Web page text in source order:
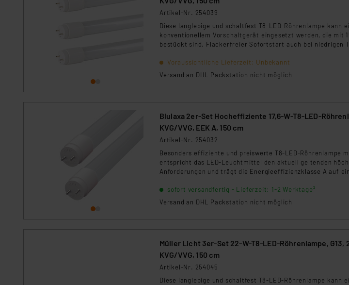
Für die USA besteht kein Angemessenheitsbeschluss der EU. Dies
Datenschutz nach EU-Standards eingestuft wird. So besteht etwa
Daten in Überwachungsprogrammen verarbeiten, ohne dass
Unsere Kooperation mit diesen Dienstleistern stützt sich auf die
Kommission sowie einer eigenen Beurteilung der mit der
Daten, verbundenen Risiken.“
Artikel-Nr. 254039
Diese langlebige und schaltfest T8-LED-Röhrenlampe kann
konventionellem Vorschaltgerät eingesetzt werden, die mit
bestückt sind. Flackerfreier Sofortstart auch bei niedrigen
Voraussichtliche Lieferzeit: Unbekannt
Versand an DHL Packstation nicht möglich
Blulaxa 2er-Set Hocheffiziente 17,6-W-T8-LED-
KVG/VVG, EEK A, 150 cm
Artikel-Nr. 254032
Besonders effiziente und preiswerte T8-LED-Röhrenlampe
entspricht das LED-Leuchtmittel den aktuell geltenden
Anforderungen und trägt die Energieeffizienzklasse A auf
Strompreise und für nachhaltiges Energiesparen.
sparen Sie bares Geld.
sofort versandfertig - Lieferzeit: 1-2 Werktage²
Versand an DHL Packstation nicht möglich
Müller Licht 3er-Set 22-W-T8-LED-Röhrenlampe, G13,
KVG/VVG, 150 cm
Artikel-Nr. 254045
Diese langlebige und schaltfest T8-LED-Röhrenlampe kann